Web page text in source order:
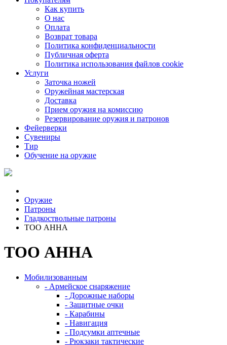
Как купить
О нас
Оплата
Возврат товара
Политика конфиденциальности
Публичная оферта
Политика использования файлов cookie
Услуги
Заточка ножей
Оружейная мастерская
Доставка
Прием оружия на комиссию
Резервирование оружия и патронов
Фейерверки
Сувениры
Тир
Обучение на оружие
Оружие
Патроны
Гладкоствольные патроны
ТОО АННА
ТОО АННА
Мобилизованным
- Армейское снаряжение
- Дорожные наборы
- Защитные очки
- Карабины
- Навигация
- Подсумки аптечные
- Рюкзаки тактические